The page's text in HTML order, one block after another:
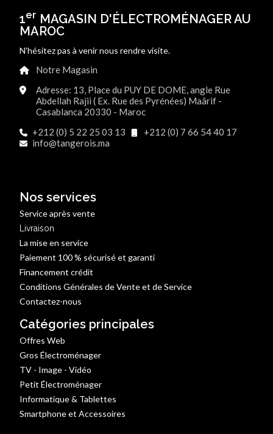
1er MAGASIN D'ÉLECTROMÉNAGER AU
MAROC
N'hésitez pas à venir nous rendre visite.
Notre Magasin
Adresse: 13, Place du PUY DE DOME, angle Rue
Abdellah Rajii ( Ex. Rue des Pyrénées) Maârif -
Casablanca 20330 - Maroc
+212 (0) 5 22 25 03 13
+212 (0) 7 66 54 40 17
info@tangerois.ma
Nos services
Service après vente
Livraison
La mise en service
Paiement 100 % sécurisé et garanti
Financement crédit
Conditions Générales de Vente et de Service
Contactez-nous
Catégories principales
Offres Web
Gros Électroménager
TV - Image - Vidéo
Petit Électroménager
Informatique & Tablettes
Smartphone et Accessoires